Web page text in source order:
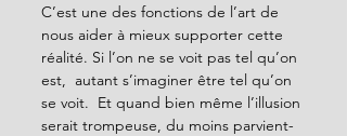
C’est une des fonctions de l’art de
nous aider à mieux supporter cette
réalité. Si l’on ne se voit pas tel qu’on
est,  autant s’imaginer être tel qu’on
se voit.  Et quand bien même l’illusion
serait trompeuse, du moins parvient-